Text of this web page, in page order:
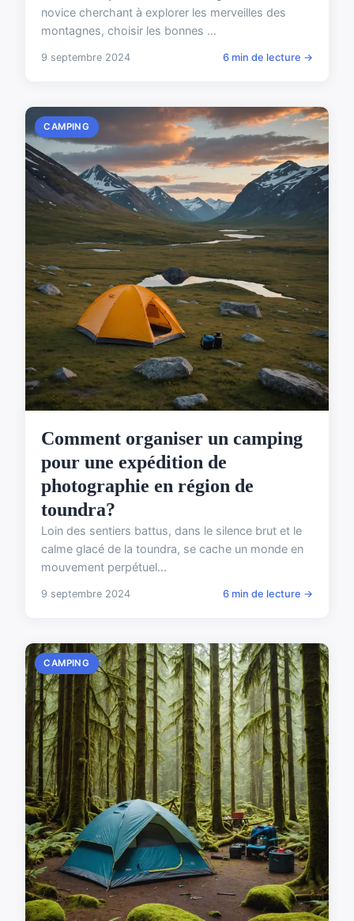
novice cherchant à explorer les merveilles des
montagnes, choisir les bonnes ...
9 septembre 2024 6 min de lecture →
CAMPING
Comment organiser un camping
pour une expédition de
photographie en région de
toundra?
Loin des sentiers battus, dans le silence brut et le
calme glacé de la toundra, se cache un monde en
mouvement perpétuel...
9 septembre 2024 6 min de lecture →
CAMPING